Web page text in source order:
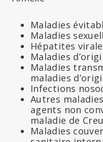
Maladies
Maladies
Hépatites
Maladies
Maladies
maladies
Infections
Autres
agents non
maladie de
Maladies